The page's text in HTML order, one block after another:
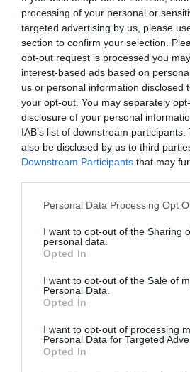
processing of your personal or
targeted advertising by us, please
section to confirm your selection.
opt-out request is processed you
interest-based ads based on
us or personal information disclosed
your opt-out. You may separately
disclosure of your personal
IAB’s list of downstream
also be disclosed by us to third
Downstream Participants that may
Personal Data Processing Opt
I want to opt-out of the Sharing
personal data.
Opted In
I want to opt-out of the Sale of
Personal Data.
Opted In
I want to opt-out of processing
Personal Data for Targeted
Opted In
AUR protestează pentru votul diasporei
din ultimii ani, votul din disapora a fost
a câștigat Traian Băsescu în 2004), fie
fost cazul confruntării între Iohannis și
pentru diaspora, propunerea unui
by
Redactia GR
22/09/2023,
3 Shares
Motivul pentru care